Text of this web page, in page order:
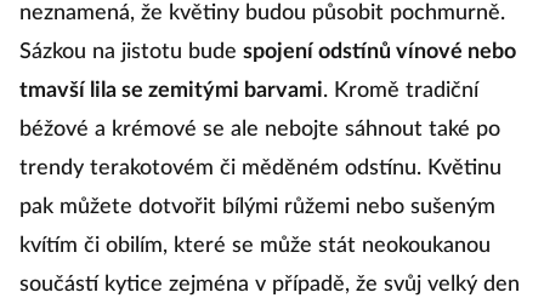
neznamená, že květiny budou působit pochmurně.
Sázkou na jistotu bude spojení odstínů vínové nebo
tmavší lila se zemitými barvami. Kromě tradiční
béžové a krémové se ale nebojte sáhnout také po
trendy terakotovém či měděném odstínu. Květinu
pak můžete dotvořit bílými růžemi nebo sušeným
kvítím či obilím, které se může stát neokoukanou
součástí kytice zejména v případě, že svůj velký den